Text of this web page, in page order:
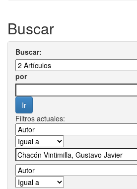
Buscar
Buscar:
por
Filtros actuales: